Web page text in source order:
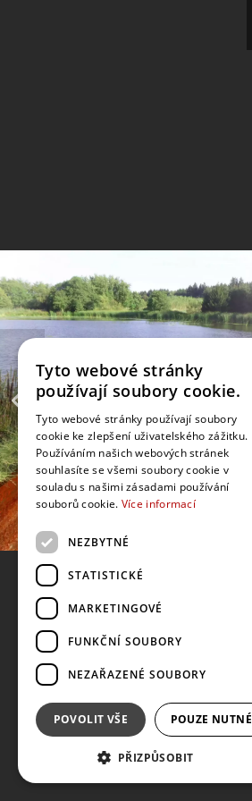
Tyto webové stránky
používají soubory cookie.
Tyto webové stránky používají soubory
cookie ke zlepšení uživatelského zážitku.
Používáním našich webových stránek
souhlasíte se všemi soubory cookie v
souladu s našimi zásadami používání
souborů cookie. Více informací
NEZBYTNÉ
STATISTICKÉ
MARKETINGOVÉ
FUNKČNÍ SOUBORY
NEZAŘAZENÉ SOUBORY
POVOLIT VŠE POUZE NUTNÉ
PŘIZPŮSOBIT